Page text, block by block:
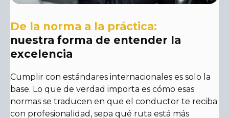
De la norma a la práctica:
nuestra forma de entender la
excelencia
Cumplir con estándares internacionales es solo la
base. Lo que de verdad importa es cómo esas
normas se traducen en que el conductor te reciba
con profesionalidad, sepa qué ruta está más